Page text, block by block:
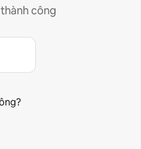
công